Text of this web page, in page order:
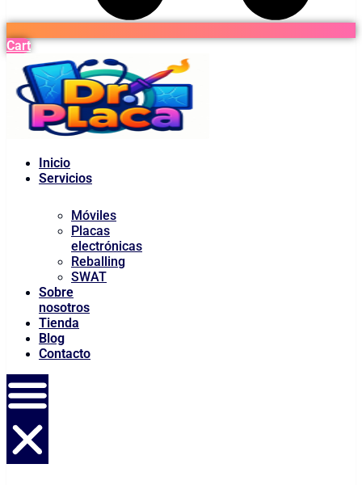
Cart
Inicio
Servicios
Móviles
Placas
electrónicas
Reballing
SWAT
Sobre
nosotros
Tienda
Blog
Contacto